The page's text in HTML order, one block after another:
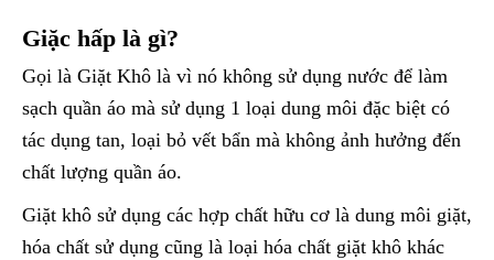
Giặc hấp là gì?
Gọi là Giặt Khô là vì nó không sử dụng nước để làm
sạch quần áo mà sử dụng 1 loại dung môi đặc biệt có
tác dụng tan, loại bỏ vết bẩn mà không ảnh hưởng đến
chất lượng quần áo.
Giặt khô sử dụng các hợp chất hữu cơ là dung môi giặt,
hóa chất sử dụng cũng là loại hóa chất giặt khô khác